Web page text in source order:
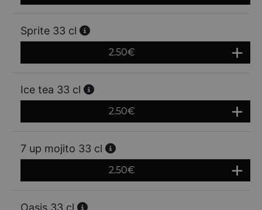
Sprite 33 cl
2.50€
Ice tea 33 cl
2.50€
7 up mojito 33 cl
2.50€
Oasis 33 cl